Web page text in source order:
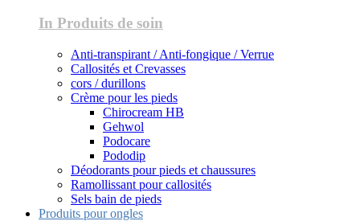
In Produits de soin
Anti-transpirant / Anti-fongique / Verrue
Callosités et Crevasses
cors / durillons
Crème pour les pieds
Chirocream HB
Gehwol
Podocare
Pododip
Déodorants pour pieds et chaussures
Ramollissant pour callosités
Sels bain de pieds
Produits pour ongles